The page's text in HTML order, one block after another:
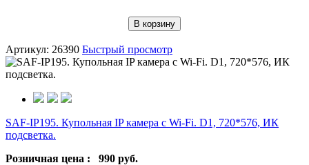
В корзину
Артикул: 26390 Быстрый просмотр
SAF-IP195. Купольная IP камера с Wi-Fi. D1, 720*576, ИК
подсветка.
Розничная цена : 990 руб.